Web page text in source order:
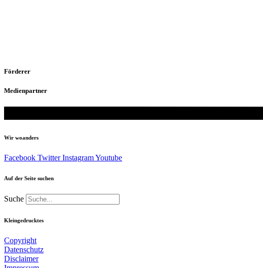
Förderer
Medienpartner
Wir woanders
Facebook Twitter InstagramYoutube
Auf der Seite suchen
Suche
Kleingedrucktes
Copyright
Datenschutz
Disclaimer